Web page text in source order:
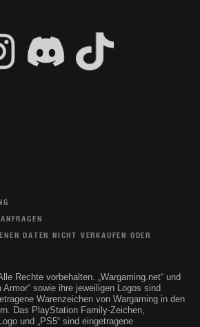
DATEN NICHT VERKAUFEN ODER
Rechte vorbehalten. „Wargaming.net“ und
Armor“ sowie ihre jeweiligen Logos sind
Warenzeichen von Wargaming in den
Das PlayStation Family-Zeichen,
und „PS5“ sind eingetragene